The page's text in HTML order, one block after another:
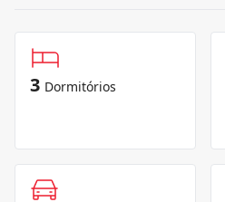
3 Dormitórios